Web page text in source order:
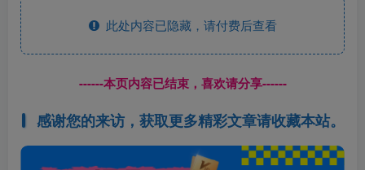
此处内容已隐藏，请付费后查看
------本页内容已结束，喜欢请分享------
感谢您的来访，获取更多精彩文章请收藏本站。